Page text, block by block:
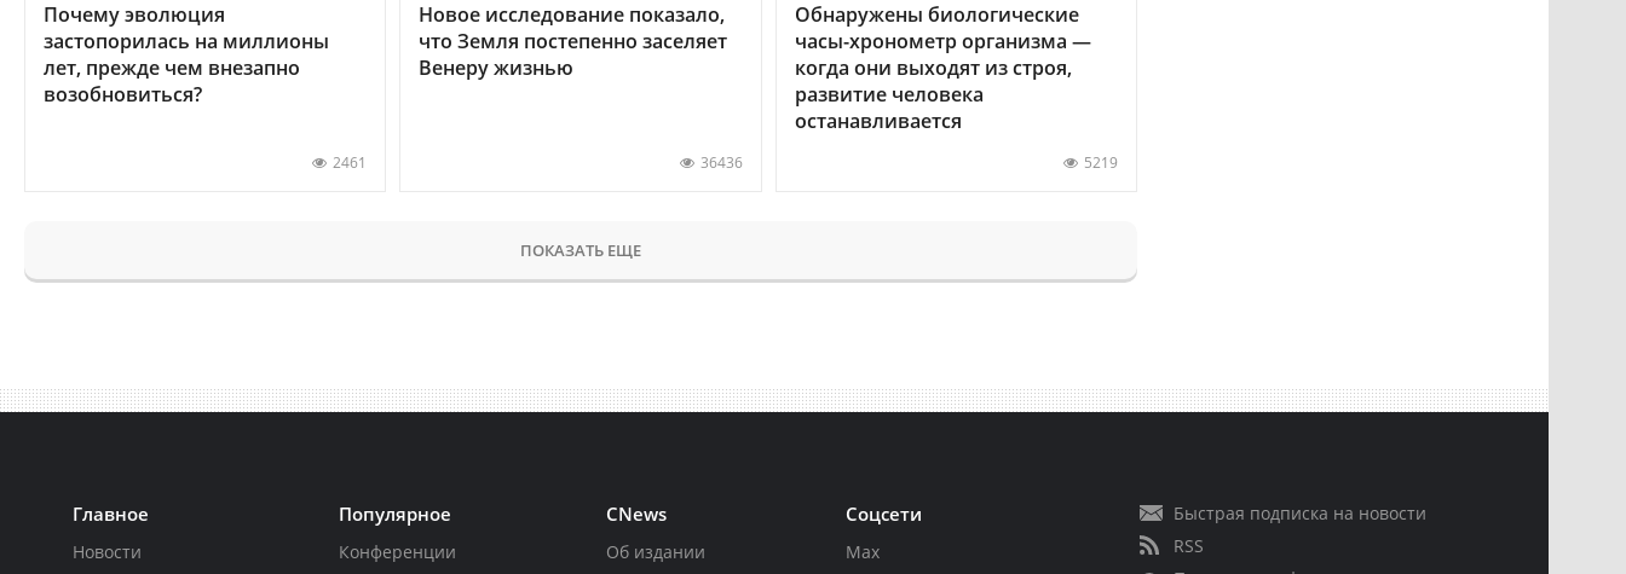
Почему эволюция
застопорилась на миллионы
лет, прежде чем внезапно
возобновиться?
2461
Новое исследование показало,
что Земля постепенно заселяет
Венеру жизнью
36436
Обнаружены биологические
часы-хронометр организма —
когда они выходят из строя,
развитие человека
останавливается
5219
ПОКАЗАТЬ ЕЩЕ
Главное
Новости
Популярное
Конференции
CNews
Об издании
Соцсети
Max
Быстрая подписка на новости
RSS